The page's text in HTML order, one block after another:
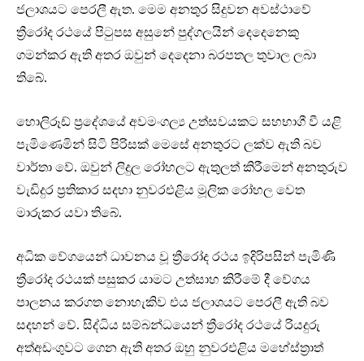
ජලාශයට පෙරලී ඇත. මෙම අනතුර සිදුවන අවස්ථාවේ
ත්‍රීරෝද රථයේ පිටුපස අසුනේ පුද්ගලයින් දෙදෙනෙකු
ගමන්කර ඇති අතර ඔවුන් දෙදෙනා බරපතල තුවාල ලබා
තිබේ.
හොලිරූඩ් ප්‍රදේශයේ අවමංගල්‍ය උත්සවයකට සහභාගී වී යළි
පැමිණෙමින් සිටි පිරිසක් මෙසේ අනතුරට ලක්ව ඇති බව
වාර්තා වේ. ඔවුන් ලිදුල රෝහලට ඇතුලත් කිරීමෙන් අනතුරුව
වැඩිදුර ප්‍රතිකාර සදහා නුවරඑළිය මූලික රෝහල වෙත
මාරුකර යවා තිබේ.
අධික වේගයෙන් ධාවනය වූ ත්‍රීරෝද රථය ඉදිරිපසින් පැමිණි
ත්‍රීරෝද රථයක් පසුකර යාමට උත්සාහ කිරීමේ දී වේගය
පාලනය කරගත නොහැකිව එය ජලාශයට පෙරලී ඇති බව
සදහන් වේ. සිද්ධිය සම්බන්ධයෙන් ත්‍රීරෝද රථයේ රියදුරු
අත්අඩංගුවට ගෙන ඇති අතර ඔහු නුවරඑළිය මහේස්ත්‍රාත්